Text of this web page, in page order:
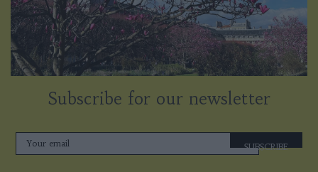
Subscribe for our newsletter
SUBSCRIBE